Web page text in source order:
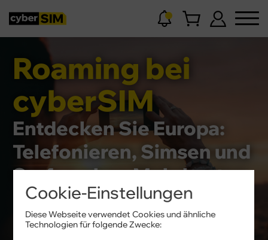
Roaming bei
cyberSIM
Entdecken Sie Europa:
Telefonieren, Simsen und
Surfen ohne Mehrkosten
Cookie-Einstellungen
Diese Webseite verwendet Cookies und ähnliche
Technologien für folgende Zwecke: